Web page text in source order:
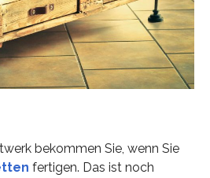
bekommen Sie, wenn Sie
fertigen. Das ist noch